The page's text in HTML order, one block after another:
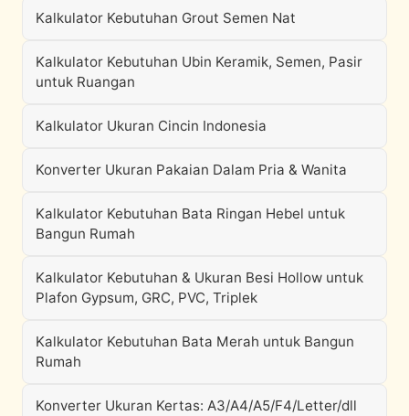
Kalkulator Kebutuhan Grout Semen Nat
Kalkulator Kebutuhan Ubin Keramik, Semen, Pasir
untuk Ruangan
Kalkulator Ukuran Cincin Indonesia
Konverter Ukuran Pakaian Dalam Pria & Wanita
Kalkulator Kebutuhan Bata Ringan Hebel untuk
Bangun Rumah
Kalkulator Kebutuhan & Ukuran Besi Hollow untuk
Plafon Gypsum, GRC, PVC, Triplek
Kalkulator Kebutuhan Bata Merah untuk Bangun
Rumah
Konverter Ukuran Kertas: A3/A4/A5/F4/Letter/dll